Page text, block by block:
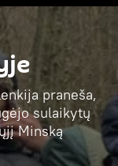
praneša,
sulaikytų
Minską